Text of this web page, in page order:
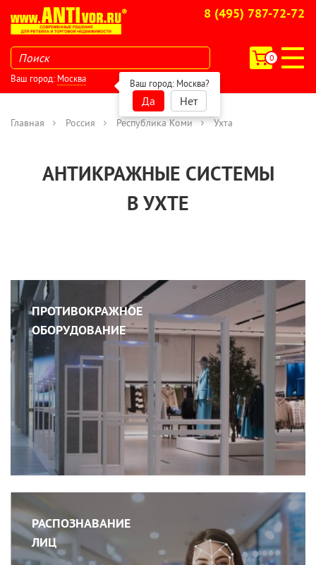
8 (495) 787-72-72
0
Ваш город: Москва Ваш город: Москва?
Да Нет
Главная Россия Республика Коми Ухта
АНТИКРАЖНЫЕ СИСТЕМЫ
В УХТЕ
ПРОТИВОКРАЖНОЕ
ОБОРУДОВАНИЕ
РАСПОЗНАВАНИЕ
ЛИЦ